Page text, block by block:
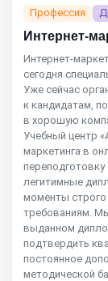
Профессия
Интернет-
Интернет-
сегодня
Уже сейчас
к кандидатам,
в хорошую
Учебный центр
маркетинга в
легитимные
моменты
требованиям.
выданном
подтвердить
постоянное
методической